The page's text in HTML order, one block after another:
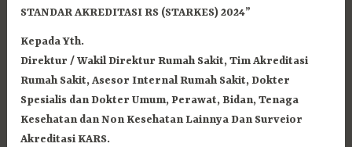
STANDAR AKREDITASI RS (STARKES) 2024”
Kepada Yth.
Direktur / Wakil Direktur Rumah Sakit, Tim Akreditasi
Rumah Sakit, Asesor Internal Rumah Sakit, Dokter
Spesialis dan Dokter Umum, Perawat, Bidan, Tenaga
Kesehatan dan Non Kesehatan Lainnya Dan Surveior
Akreditasi KARS.